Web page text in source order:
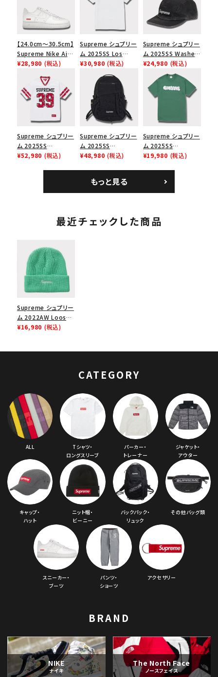
【24.0cm～30.5cm】
Supreme Nike Air
Force 1 Low シュプ
ース１スニーカー シ
ューズ ホワイト
¥28,980 (税込)
Supreme シュプリー
ム 2025SS Los
Angeles Fire Relief
Box Logo Tee ファ
イヤーリリーフボック
スロゴTシャツ ホワ
イト 白
¥30,980 (税込)
Supreme シュプリー
ム 2025SS Washed
Chino Twill Camp
Cap ウォッシュチノツ
イルキャンプキャップ
ブラック 黒
¥24,980 (税込)
Supreme シュプリー
ム 2025SS
Bandana Football
¥52,980 (税込)
Supreme シュプリー
ム 2025SS
Backpack バックパッ
¥48,980 (税込)
Supreme シュプリー
ム 2025SS
Homerun Tee ホー
¥19,980 (税込)
もっと見る
最近チェックした商品
Supreme シュプリー
ム 2022AW Loose
Gauge Beanie ルー
¥16,980 (税込)
CATEGORY
ALL
Tシャツ・
ロングスリーブ
パーカー・
トレーナー
ジャケット・
アウター
キャップ・
ハット
ニット帽・
ビーニー
バックパック・
リュック
その他バッグ類
スニーカー・
ブーツ
パンツ・
ショーツ
アクセサリー
BRAND
NIKE
ナイキ
The North Face
ノースフェイス